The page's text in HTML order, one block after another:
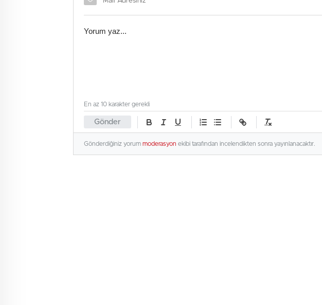
Gönder
En az 10 karakter gerekli
Gönderdiğiniz yorum moderasyon ekibi tarafından incelendikten sonra yayınlanacaktır.